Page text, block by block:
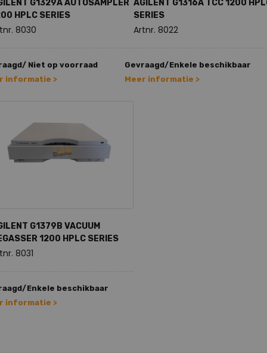
G1329A AUTOSAMPLER
HPLC SERIES
8030
Niet op voorraad
informatie >
AGILENT G1316A TCC 1200
SERIES
Artnr. 8022
Gevraagd/Enkele beschikbaar
Meer informatie >
G1379B VACUUM
1200 HPLC SERIES
8031
Enkele beschikbaar
informatie >